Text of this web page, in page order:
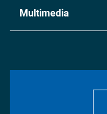
Metall
Energie
Multimedia